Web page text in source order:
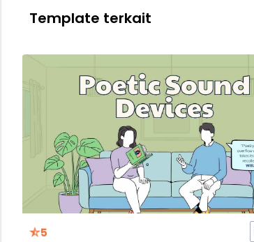
Template terkait
5